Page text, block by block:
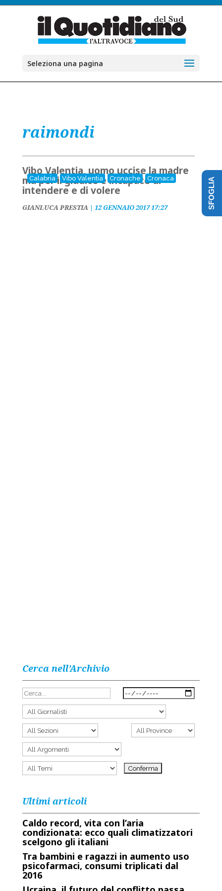
Seleziona una pagina
raimondi
Calabria Vibo Valentia Cronache Cronaca
Vibo Valentia, uomo uccise la madre
ma per il giudice è incapace di
intendere e di volere
GIANLUCA PRESTIA| 12 GENNAIO 2017 17:27
Cerca nell’Archivio
Ultimi articoli
Caldo record, vita con l’aria
condizionata: ecco quali climatizzatori
scelgono gli italiani
Tra bambini e ragazzi in aumento uso
psicofarmaci, consumi triplicati dal
2016
SFOGLIA